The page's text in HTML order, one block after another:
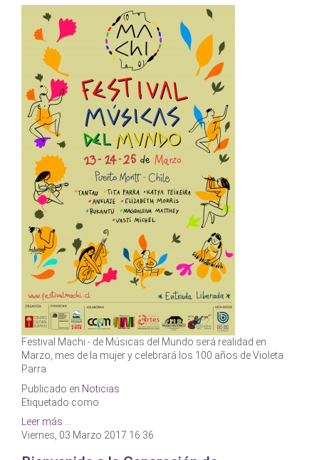
Festival Machi - de Músicas del Mundo será realidad en
Marzo, mes de la mujer y celebrará los 100 años de Violeta
Parra
Publicado en Noticias
Etiquetado como
Leer más ...
Viernes, 03 Marzo 2017 16:36